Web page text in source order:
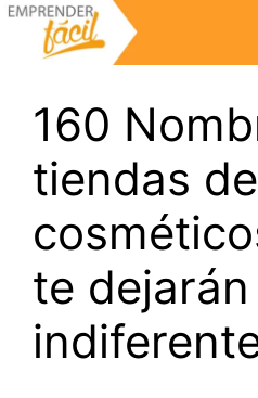
Saltar
160
tiendas de
te dejarán